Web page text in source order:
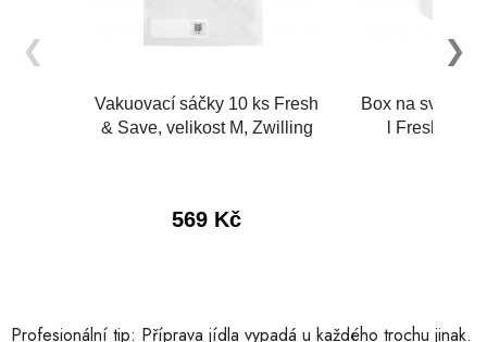
Profesionální tip: Příprava jídla vypadá u každého trochu jinak.